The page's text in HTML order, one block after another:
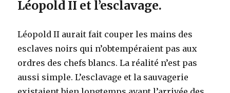
Léopold II et l’esclavage.
Léopold II aurait fait couper les mains des
esclaves noirs qui n’obtempéraient pas aux
ordres des chefs blancs. La réalité n’est pas
aussi simple. L’esclavage et la sauvagerie